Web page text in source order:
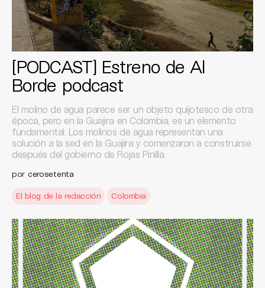
[PODCAST] Estreno de Al
Borde podcast
El molino de agua parece ser un objeto quijotesco de otra
época, pero en la Guajira en Colombia, es un elemento
fundamental. Los molinos de agua representan una
solución a la sed en la Guajira y comenzaron a construirse
después del gobierno de Rojas Pinilla.
por cerosetenta
El blog de la redacción Colombia